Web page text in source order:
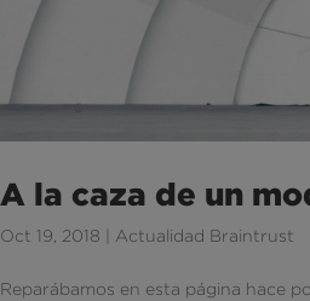
A la caza de un
Oct 19, 2018 Actualidad Braintrust
Reparábamos en esta página hace